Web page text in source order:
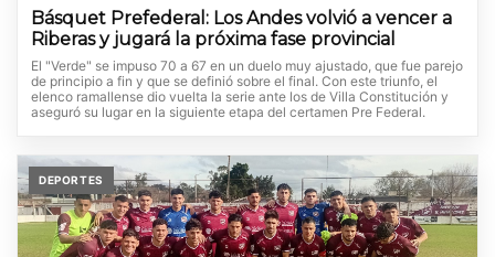
Básquet Prefederal: Los Andes volvió a vencer a
Riberas y jugará la próxima fase provincial
El "Verde" se impuso 70 a 67 en un duelo muy ajustado, que fue parejo
de principio a fin y que se definió sobre el final. Con este triunfo, el
elenco ramallense dio vuelta la serie ante los de Villa Constitución y
aseguró su lugar en la siguiente etapa del certamen Pre Federal.
DEPORTES